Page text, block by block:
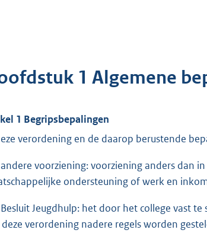
1 Algemene
1 Begripsbepalingen
verordening en de daarop berustende
voorziening: voorziening anders dan in
ondersteuning of werk en
Jeugdhulp: het door het college vast te
verordening nadere regels worden